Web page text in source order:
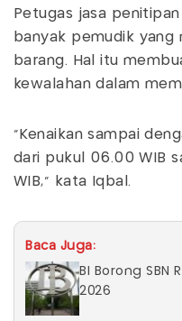
Petugas jasa
banyak pemudik yang
barang. Hal itu
kewalahan dalam
"Kenaikan sampai
dari pukul 06.00 WIB
WIB," kata Iqbal.
Baca Juga:
BI Borong SBN
2026